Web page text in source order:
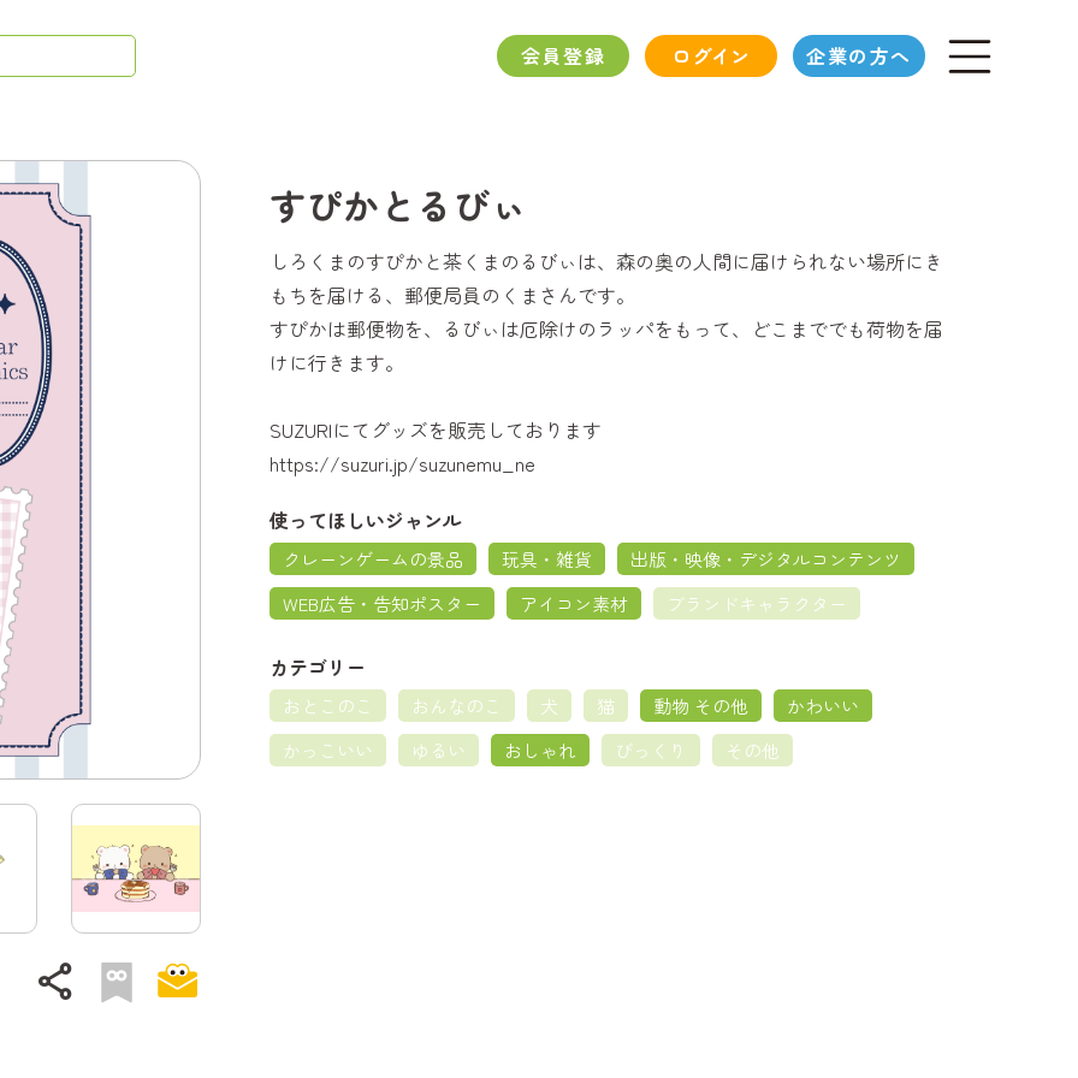
会員登録 ログイン 企業の方へ
share
すぴかとるびぃ
しろくまのすぴかと茶くまのるびぃは、森の奥の人間に届けられない場所にき
もちを届ける、郵便局員のくまさんです。
すぴかは郵便物を、るびぃは厄除けのラッパをもって、どこまででも荷物を届
けに行きます。
SUZURIにてグッズを販売しております
https://suzuri.jp/suzunemu_ne
使ってほしいジャンル
クレーンゲームの景品 玩具・雑貨
出版・映像・デジタルコンテンツ
WEB広告・告知ポスター
アイコン素材 ブランドキャラクター
カテゴリー
おとこのこ おんなのこ 犬 猫 動物 その他
かわいい
かっこいい
ゆるい おしゃれ びっくり その他